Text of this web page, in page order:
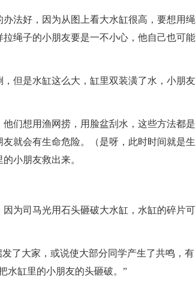
法好，因为从图上看大水缸很高，要想用绳
绳子的小朋友要是一不小心，他自己也可能
但是水缸这么大，缸里双装潢了水，小朋友
们想用渔网捞，用脸盆刮水，这些方法都是
就会有生命危险。（是呀，此时时间就是生
小朋友救出来。
为司马光用石头砸破大水缸，水缸的碎片可
大家，或说使大部分同学产生了共鸣，有
水缸里的小朋友的头砸破。”